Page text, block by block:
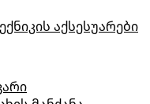
აქსესუარები